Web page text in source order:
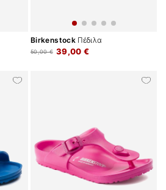
BirkenstockΠέδιλα
39,00 €
50,00 €